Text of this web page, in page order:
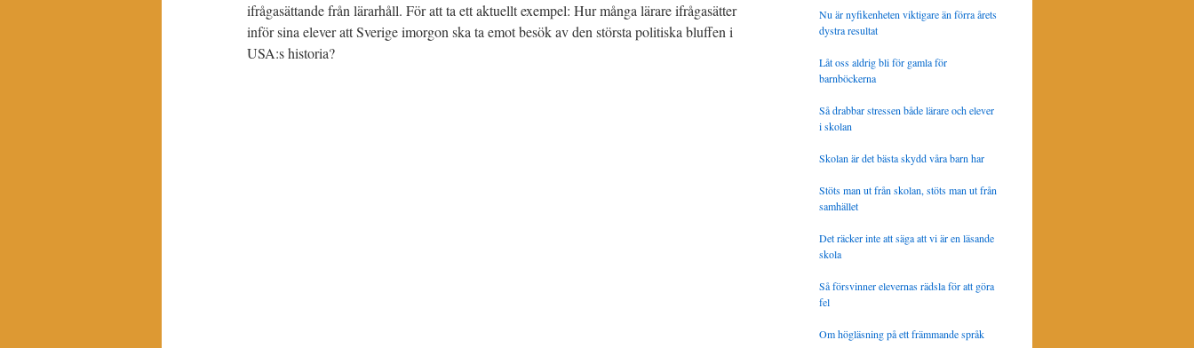
ifrågasättande från lärarhåll. För att ta ett aktuellt exempel: Hur många lärare ifrågasätter
inför sina elever att Sverige imorgon ska ta emot besök av den största politiska bluffen i
USA:s historia?
Nu är nyfikenheten viktigare än förra årets
dystra resultat
Låt oss aldrig bli för gamla för
barnböckerna
Så drabbar stressen både lärare och elever
i skolan
Skolan är det bästa skydd våra barn har
Stöts man ut från skolan, stöts man ut från
samhället
Det räcker inte att säga att vi är en läsande
skola
Så försvinner elevernas rädsla för att göra
fel
Om högläsning på ett främmande språk